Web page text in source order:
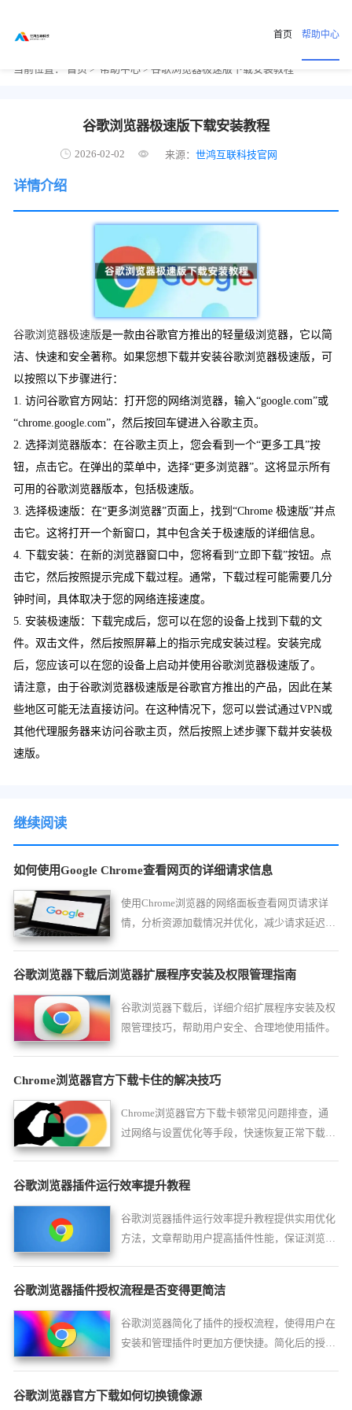
首页 帮助中心
当前位置： 首页 > 帮助中心 > 谷歌浏览器极速版下载安装教程
谷歌浏览器极速版下载安装教程
2026-02-02 来源：世鸿互联科技官网
详情介绍
谷歌浏览器极速版是一款由谷歌官方推出的轻量级浏览器，它以简
洁、快速和安全著称。如果您想下载并安装谷歌浏览器极速版，可
以按照以下步骤进行：
1. 访问谷歌官方网站：打开您的网络浏览器，输入“google.com”或
“chrome.google.com”，然后按回车键进入谷歌主页。
2. 选择浏览器版本：在谷歌主页上，您会看到一个“更多工具”按
钮，点击它。在弹出的菜单中，选择“更多浏览器”。这将显示所有
可用的谷歌浏览器版本，包括极速版。
3. 选择极速版：在“更多浏览器”页面上，找到“Chrome 极速版”并点
击它。这将打开一个新窗口，其中包含关于极速版的详细信息。
4. 下载安装：在新的浏览器窗口中，您将看到“立即下载”按钮。点
击它，然后按照提示完成下载过程。通常，下载过程可能需要几分
钟时间，具体取决于您的网络连接速度。
5. 安装极速版：下载完成后，您可以在您的设备上找到下载的文
件。双击文件，然后按照屏幕上的指示完成安装过程。安装完成
后，您应该可以在您的设备上启动并使用谷歌浏览器极速版了。
请注意，由于谷歌浏览器极速版是谷歌官方推出的产品，因此在某
些地区可能无法直接访问。在这种情况下，您可以尝试通过VPN或
其他代理服务器来访问谷歌主页，然后按照上述步骤下载并安装极
速版。
继续阅读
如何使用Google Chrome查看网页的详细请求信息
使用Chrome浏览器的网络面板查看网页请求详
情，分析资源加载情况并优化，减少请求延迟，
谷歌浏览器下载后浏览器扩展程序安装及权限管理指南
谷歌浏览器下载后，详细介绍扩展程序安装及权
限管理技巧，帮助用户安全、合理地使用插件。
Chrome浏览器官方下载卡住的解决技巧
Chrome浏览器官方下载卡顿常见问题排查，通
过网络与设置优化等手段，快速恢复正常下载安
谷歌浏览器插件运行效率提升教程
谷歌浏览器插件运行效率提升教程提供实用优化
方法，文章帮助用户提高插件性能，保证浏览器
谷歌浏览器插件授权流程是否变得更简洁
谷歌浏览器简化了插件的授权流程，使得用户在
安装和管理插件时更加方便快捷。简化后的授权
谷歌浏览器官方下载如何切换镜像源